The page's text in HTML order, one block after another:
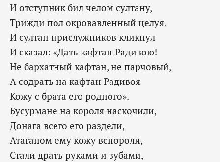
И отступник бил челом султану,
Трижди пол окровавленный целуя.
И султан прислужников кликнул
И сказал: «Дать кафтан Радивою!
Не бархатный кафтан, не парчовый,
А содрать на кафтан Радивоя
Кожу с брата его родного».
Бусурмане на короля наскочили,
Донага всего его раздели,
Атаганом ему кожу вспороли,
Стали драть руками и зубами,